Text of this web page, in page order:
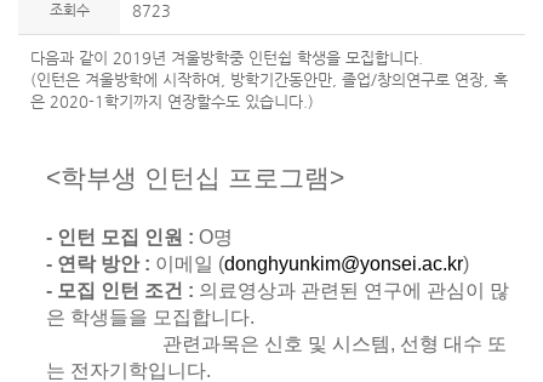
조회수 8723
다음과 같이 2019년 겨울방학중 인턴쉽 학생을 모집합니다.
(인턴은 겨울방학에 시작하여, 방학기간동안만, 졸업/창의연구로 연장, 혹
은 2020-1학기까지 연장할수도 있습니다.)
<학부생 인턴십 프로그램>
- 인턴 모집 인원 : O명
- 연락 방안 : 이메일 (donghyunkim@yonsei.ac.kr)
- 모집 인턴 조건 : 의료영상과 관련된 연구에 관심이 많
은 학생들을 모집합니다.
관련과목은 신호 및 시스템, 선형 대수 또
는 전자기학입니다.